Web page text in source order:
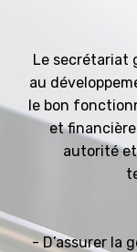
Le secrétariat
au
le bon
et
autorité
- D’assurer la